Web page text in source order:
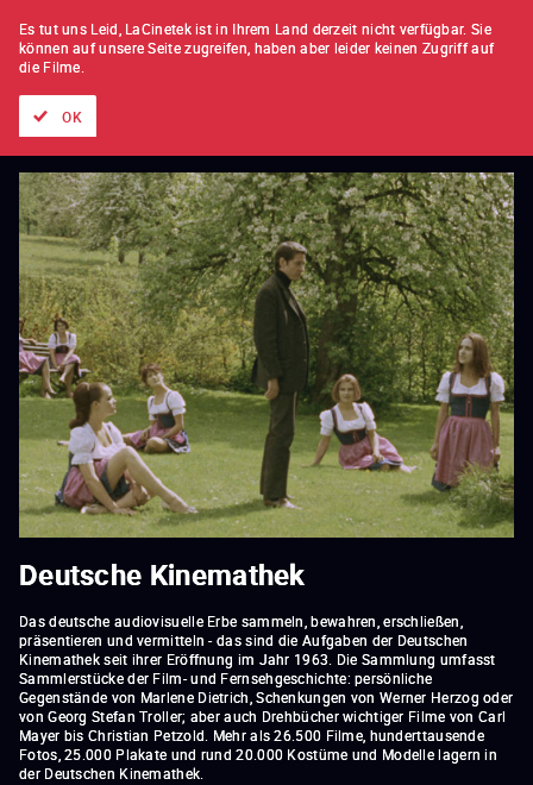
FILM FÜR FILM ABONNEMENT
Deutsche Kinemathek
Das deutsche audiovisuelle Erbe sammeln, bewahren, erschließen,
präsentieren und vermitteln - das sind die Aufgaben der Deutschen
Kinemathek seit ihrer Eröffnung im Jahr 1963. Die Sammlung umfasst
Sammlerstücke der Film- und Fernsehgeschichte: persönliche
Gegenstände von Marlene Dietrich, Schenkungen von Werner Herzog oder
von Georg Stefan Troller; aber auch Drehbücher wichtiger Filme von Carl
Mayer bis Christian Petzold. Mehr als 26.500 Filme, hunderttausende
Fotos, 25.000 Plakate und rund 20.000 Kostüme und Modelle lagern in
der Deutschen Kinemathek.
Es tut uns Leid, LaCinetek ist in Ihrem Land derzeit nicht verfügbar. Sie
können auf unsere Seite zugreifen, haben aber leider keinen Zugriff auf
die Filme.
OK